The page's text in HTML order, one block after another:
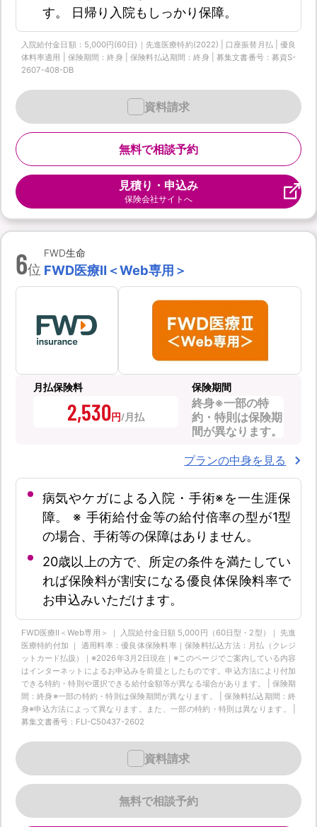
す。 日帰り入院もしっかり保障。
入院給付金日額：5,000円(60日)｜先進医療特約(2022) | 口座振替月払 | 優良
体料率適用 | 保険期間：終身 | 保険料払込期間：終身 | 募集文書番号：募資S-
2607-408-DB
無料で相談予約
資料請求
見積り・申込み
保険会社サイトへ
6位
FWD生命
FWD医療Ⅱ＜Web専用＞
月払保険料
2,530円
保険期間
終身※一部の特
約・特則は保険期
間が異なります。
プランの中身を見る
病気やケガによる入院・手術※を一生涯保
障。 ※ 手術給付金等の給付倍率の型が1型
の場合、手術等の保障はありません。
20歳以上の方で、所定の条件を満たしてい
れば保険料が割安になる優良体保険料率で
お申込みいただけます。
FWD医療Ⅱ＜Web専用＞ ｜ 入院給付金日額 5,000円（60日型・2型）｜ 先進
医療特約付加 ｜ 適用料率：優良体保険料率｜保険料払込方法：月払（クレジ
ットカード払扱）｜※2026年3月2日現在｜※このページでご案内している内容
はインターネットによるお申込みを前提としたものです。申込方法により付加
できる特約・特則や選択できる給付金額等が異なる場合があります。 | 保険期
間：終身※一部の特約・特則は保険期間が異なります。 | 保険料払込期間：終
身※申込方法によって異なります。また、一部の特約・特則は異なります。 |
募集文書番号：FLI-C50437-2602
無料で相談予約
資料請求